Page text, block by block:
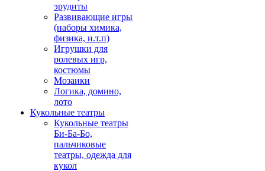
эрудиты
Развивающие игры
(наборы химика,
физика, и.т.п)
Игрушки для
ролевых игр,
костюмы
Мозаики
Логика, домино,
лото
Кукольные театры
Кукольные театры
Би-Ба-Бо,
пальчиковые
театры, одежда для
кукол